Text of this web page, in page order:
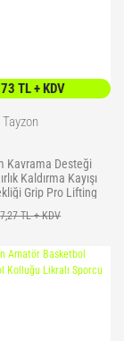
TL + KDV
Tayzon
Kavrama Desteği
Kaldırma Kayışı
Grip Pro Lifting
TL + KDV